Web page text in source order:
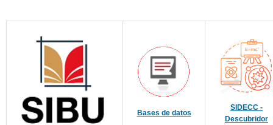
Bases de datos
SIDECC -
Descubridor